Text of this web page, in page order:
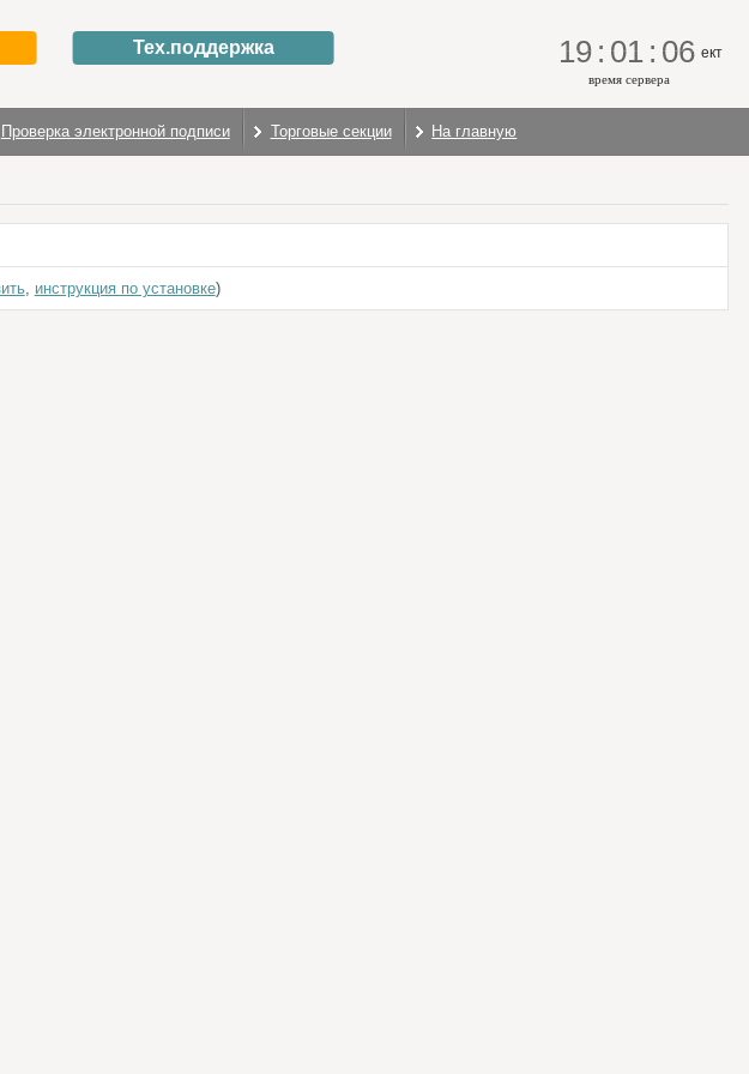
Тех.поддержка 19 : 01 : 06 ект
время сервера
Проверка электронной подписи Торговые секции На главную
, инструкция по установке)